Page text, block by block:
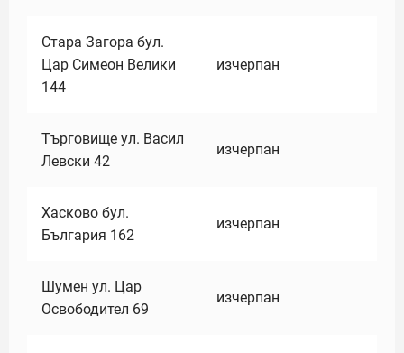
Стара Загора бул.
Цар Симеон Велики
144
изчерпан
Търговище ул. Васил
Левски 42
изчерпан
Хасково бул.
България 162
изчерпан
Шумен ул. Цар
Освободител 69
изчерпан